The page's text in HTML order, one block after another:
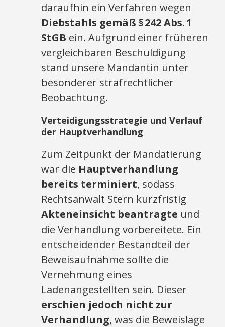
daraufhin ein Verfahren wegen
Diebstahls gemäß § 242 Abs. 1
StGB ein. Aufgrund einer früheren
vergleichbaren Beschuldigung
stand unsere Mandantin unter
besonderer strafrechtlicher
Beobachtung.
Verteidigungsstrategie und Verlauf
der Hauptverhandlung
Zum Zeitpunkt der Mandatierung
war die Hauptverhandlung
bereits terminiert, sodass
Rechtsanwalt Stern kurzfristig
Akteneinsicht beantragte und
die Verhandlung vorbereitete. Ein
entscheidender Bestandteil der
Beweisaufnahme sollte die
Vernehmung eines
Ladenangestellten sein. Dieser
erschien jedoch nicht zur
Verhandlung, was die Beweislage